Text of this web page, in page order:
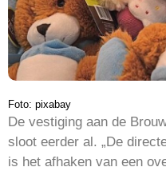
Foto: pixabay
De vestiging aan de
sloot eerder al. „De
is het afhaken van een